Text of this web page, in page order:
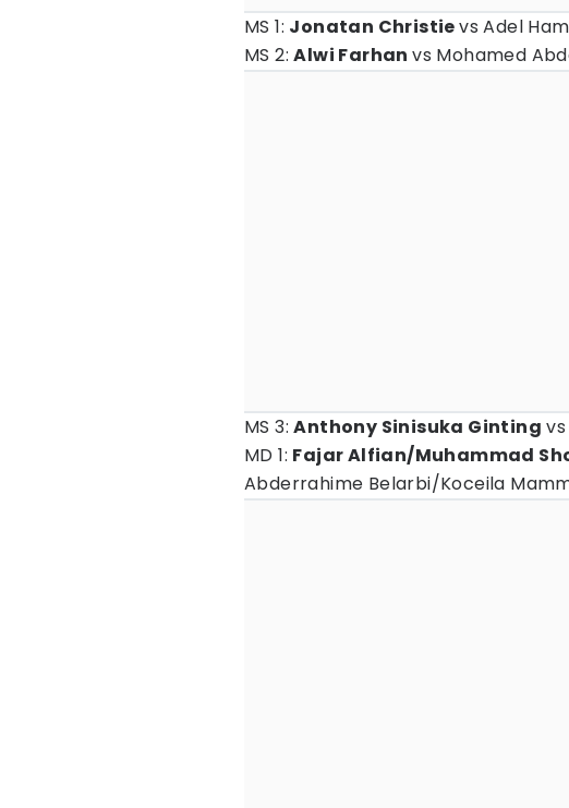
MS 1: Jonatan Christievs Adel
MS 2:Alwi Farhanvs Mohamed
MS 3:Anthony Sinisuka Ginting
MD 1: Fajar Alfian/Muhammad
Abderrahime Belarbi/Koceila